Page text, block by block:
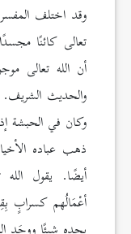
وقد اختلف
تعالى كائنًا
أن الله تعالى
والحديث الشريف.
وكان في الحبشة
ذهب عباده
أيضًا. يقول الله
أعْمَالُهم كسرابٍ